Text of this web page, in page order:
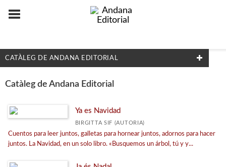
CATÀLEG DE ANDANA EDITORIAL
IDIOMES
Galego
Catàleg de Andana Editorial
Ya es Navidad
BIRGITTA SIF (AUTORIA)
Cuentos para leer juntos, galletas para hornear juntos, adornos para hacer
juntos. La Navidad, en un solo libro. «Busquemos un árbol, tú y y...